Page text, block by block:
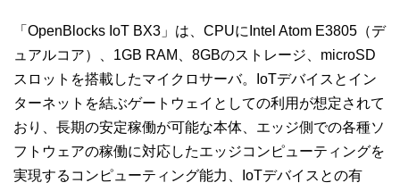
「OpenBlocks IoT BX3」は、CPUにIntel Atom E3805（デ
ュアルコア）、1GB RAM、8GBのストレージ、microSD
スロットを搭載したマイクロサーバ。IoTデバイスとイン
ターネットを結ぶゲートウェイとしての利用が想定されて
おり、長期の安定稼働が可能な本体、エッジ側での各種ソ
フトウェアの稼働に対応したエッジコンピューティングを
実現するコンピューティング能力、IoTデバイスとの有